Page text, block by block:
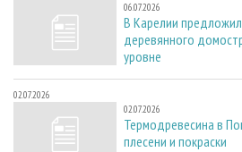
06.07.2026
В Карелии
деревянного
уровне
02.07.2026
02.07.2026
Термодревесина в
плесени и покраски